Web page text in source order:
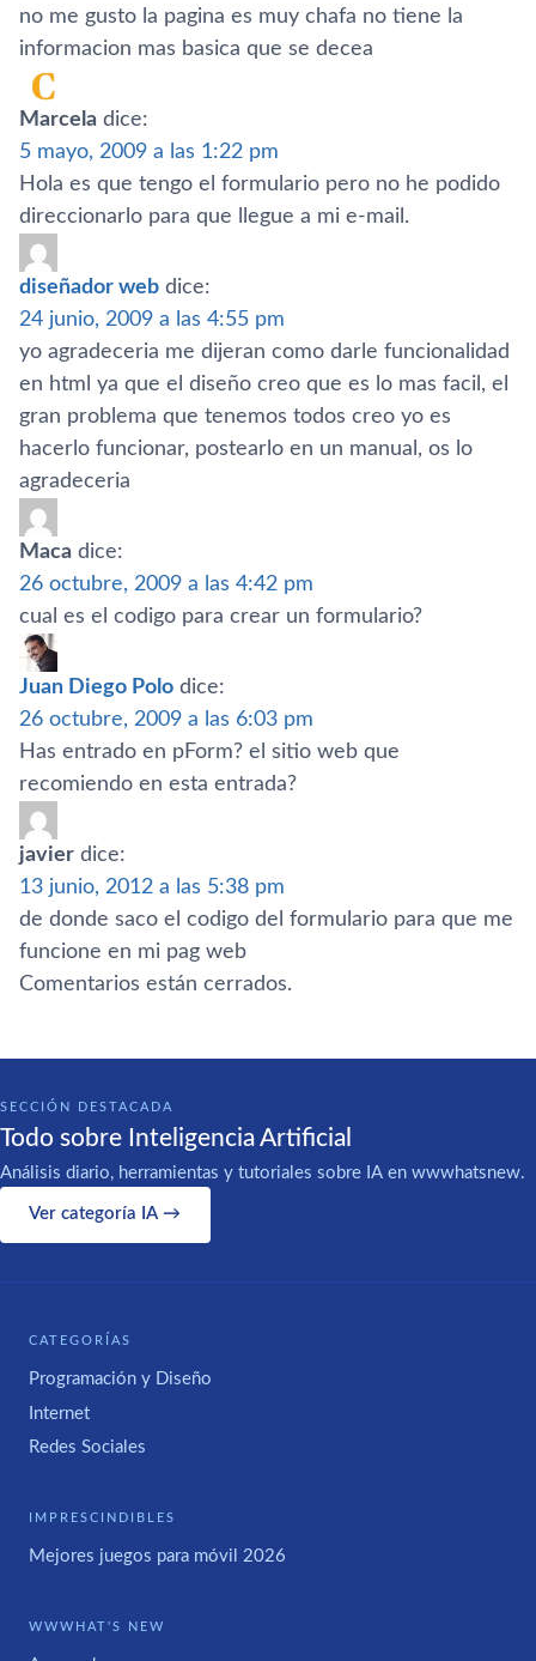
no me gusto la pagina es muy chafa no tiene la
informacion mas basica que se decea
Marcela dice:
5 mayo, 2009 a las 1:22 pm
Hola es que tengo el formulario pero no he podido
direccionarlo para que llegue a mi e-mail.
diseñador web dice:
24 junio, 2009 a las 4:55 pm
yo agradeceria me dijeran como darle funcionalidad
en html ya que el diseño creo que es lo mas facil, el
gran problema que tenemos todos creo yo es
hacerlo funcionar, postearlo en un manual, os lo
agradeceria
Maca dice:
26 octubre, 2009 a las 4:42 pm
cual es el codigo para crear un formulario?
Juan Diego Polo dice:
26 octubre, 2009 a las 6:03 pm
Has entrado en pForm? el sitio web que
recomiendo en esta entrada?
javier dice:
13 junio, 2012 a las 5:38 pm
de donde saco el codigo del formulario para que me
funcione en mi pag web
Comentarios están cerrados.
SECCIÓN DESTACADA
Todo sobre Inteligencia Artificial
Análisis diario, herramientas y tutoriales sobre IA en wwwhatsnew.
Ver categoría IA →
CATEGORÍAS
Programación y Diseño
Internet
Redes Sociales
IMPRESCINDIBLES
Mejores juegos para móvil 2026
WWWHAT'S NEW